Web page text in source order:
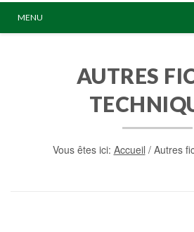
MENU
AUTRES
Vous êtes ici: Accueil / Autres